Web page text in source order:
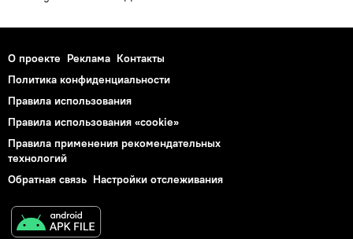
О проекте Реклама Контакты
Политика конфиденциальности
Правила использования
Правила использования «cookie»
Правила применения рекомендательных
технологий
Обратная связь Настройки отслеживания